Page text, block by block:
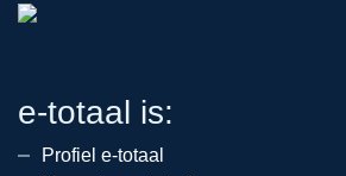
e-totaal is:
Profiel e-totaal